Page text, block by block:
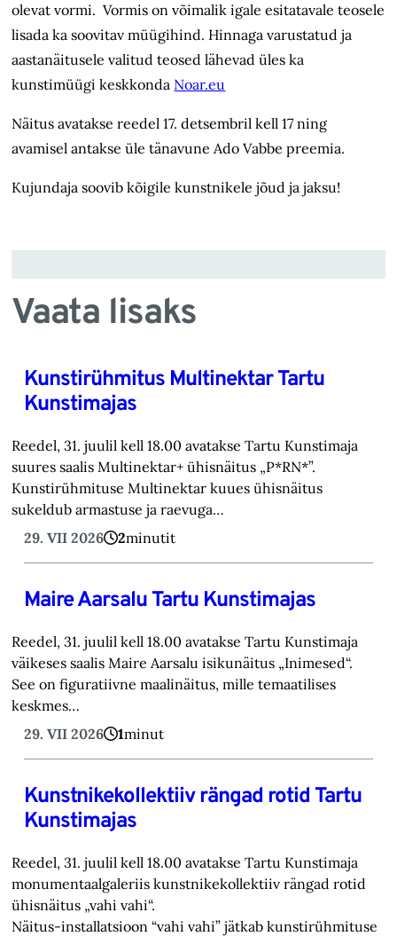
olevat vormi. Vormis on võimalik igale esitatavale teosele
lisada ka soovitav müügihind. Hinnaga varustatud ja
aastanäitusele valitud teosed lähevad üles ka
kunstimüügi keskkonda Noar.eu
Näitus avatakse reedel 17. detsembril kell 17 ning
avamisel antakse üle tänavune Ado Vabbe preemia.
Kujundaja soovib kõigile kunstnikele jõud ja jaksu!
Vaata lisaks
Kunstirühmitus Multinektar Tartu
Kunstimajas
Reedel, 31. juulil kell 18.00 avatakse Tartu Kunstimaja
suures saalis Multinektar+ ühisnäitus „P*RN*”.
Kunstirühmituse Multinektar kuues ühisnäitus
sukeldub armastuse ja raevuga…
29. VII 2026
2minutit
Maire Aarsalu Tartu Kunstimajas
Reedel, 31. juulil kell 18.00 avatakse Tartu Kunstimaja
väikeses saalis Maire Aarsalu isikunäitus „Inimesed“.
See on figuratiivne maalinäitus, mille temaatilises
keskmes…
29. VII 2026
1minut
Kunstnikekollektiiv rängad rotid Tartu
Kunstimajas
Reedel, 31. juulil kell 18.00 avatakse Tartu Kunstimaja
monumentaalgaleriis kunstnikekollektiiv rängad rotid
ühisnäitus „vahi vahi“.
Näitus-installatsioon “vahi vahi” jätkab kunstirühmituse